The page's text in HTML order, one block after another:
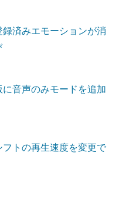
録済みエモーションが消
に音声のみモードを追加
フトの再生速度を変更で